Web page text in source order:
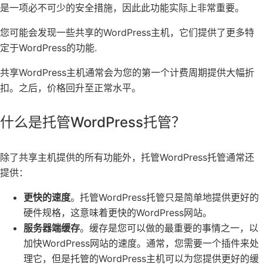
是一项必不可少的安全措施，因此此功能实际上非常重要。
您可能会发现一些共享的WordPress主机，它们提供了更多特
定于WordPress的功能.
共享WordPress主机通常会为您的第一个计费周期提供大幅折
扣。之后，价格回升至正常水平。
什么是托管WordPress托管？
除了共享主机提供的所有功能外，托管WordPress托管通常还
提供：
更快的速度。托管WordPress托管只是简单地提供更好的
硬件规格，这意味着更快的WordPress网站。
服务器端缓存。缓存是您可以做的最重要的事情之一，以
加快WordPress网站的速度。通常，您需要一个插件来处
理它，但是托管的WordPress主机可以为您提供更好的缓